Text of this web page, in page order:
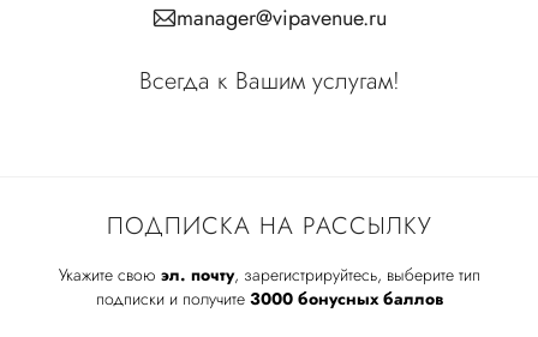
ПОДПИСКА НА РАССЫЛКУ
Укажите свою эл. почту, зарегистрируйтесь, выберите тип
подписки и получите 3000 бонусных баллов
manager@vipavenue.ru
Всегда к Вашим услугам!